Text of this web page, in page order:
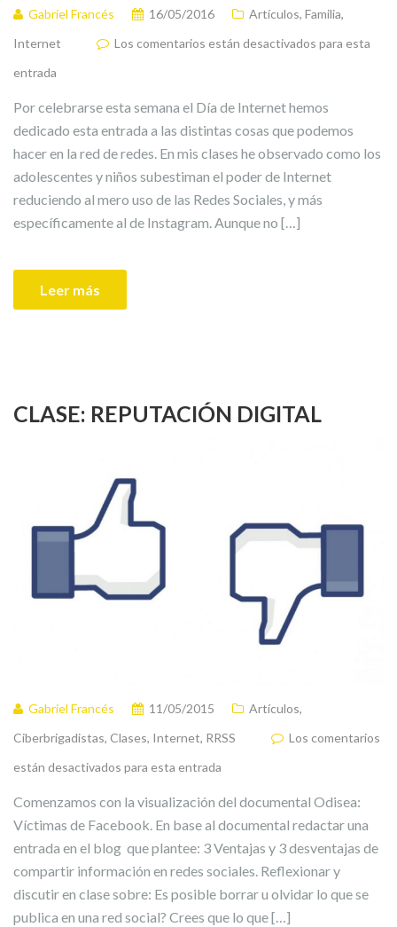
Gabriel Francés 16/05/2016 Artículos, Familia,
Internet
Los comentarios están desactivados para esta
entrada
Por celebrarse esta semana el Día de Internet hemos
dedicado esta entrada a las distintas cosas que podemos
hacer en la red de redes. En mis clases he observado como los
adolescentes y niños subestiman el poder de Internet
reduciendo al mero uso de las Redes Sociales, y más
específicamente al de Instagram. Aunque no […]
Leer más
CLASE: REPUTACIÓN DIGITAL
Gabriel Francés 11/05/2015 Artículos,
Ciberbrigadistas, Clases, Internet, RRSS
Los comentarios
están desactivados para esta entrada
Comenzamos con la visualización del documental Odisea:
Víctimas de Facebook. En base al documental redactar una
entrada en el blog que plantee: 3 Ventajas y 3 desventajas de
compartir información en redes sociales. Reflexionar y
discutir en clase sobre: Es posible borrar u olvidar lo que se
publica en una red social? Crees que lo que […]